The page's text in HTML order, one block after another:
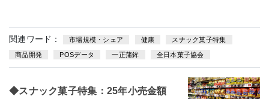
関連ワード： 市場規模・シェア 健康 スナック菓子特集
商品開発 POSデータ 一正蒲鉾 全日本菓子協会
◆スナック菓子特集：25年小売金額